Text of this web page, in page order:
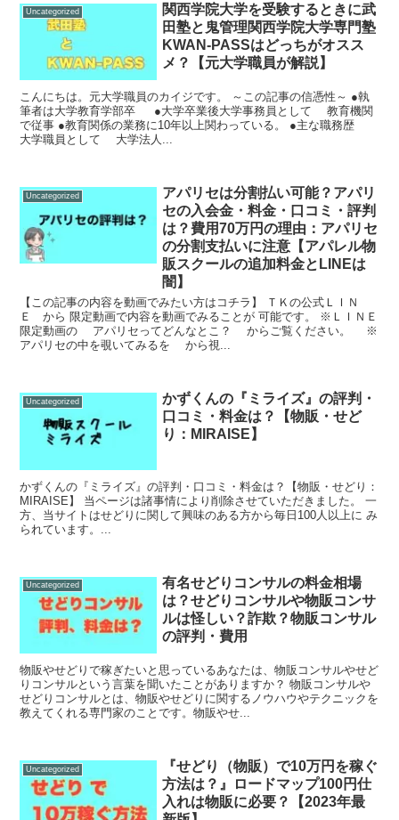
Uncategorized
関西学院大学を受験するときに武
田塾と鬼管理関西学院大学専門塾
KWAN-PASSはどっちがオスス
メ？【元大学職員が解説】
こんにちは。元大学職員のカイジです。 ～この記事の信憑性～ ●執
筆者は大学教育学部卒 ●大学卒業後大学事務員として 教育機関
で従事 ●教育関係の業務に10年以上関わっている。 ●主な職務歴
大学職員として 大学法人...
Uncategorized
アパリセは分割払い可能？アパリ
セの入会金・料金・口コミ・評判
は？費用70万円の理由：アパリセ
の分割支払いに注意【アパレル物
販スクールの追加料金とLINEは
闇】
【この記事の内容を動画でみたい方はコチラ】 ＴＫの公式ＬＩＮ
Ｅ から 限定動画で内容を動画でみることが 可能です。 ※ＬＩＮＥ
限定動画の アパリセってどんなとこ？ からご覧ください。 ※
アパリセの中を覗いてみるを から視...
Uncategorized
かずくんの『ミライズ』の評判・
口コミ・料金は？【物販・せど
り：MIRAISE】
かずくんの『ミライズ』の評判・口コミ・料金は？【物販・せどり：
MIRAISE】 当ページは諸事情により削除させていただきました。 一
方、当サイトはせどりに関して興味のある方から毎日100人以上に み
られています。...
Uncategorized
有名せどりコンサルの料金相場
は？せどりコンサルや物販コンサ
ルは怪しい？詐欺？物販コンサル
の評判・費用
物販やせどりで稼ぎたいと思っているあなたは、物販コンサルやせど
りコンサルという言葉を聞いたことがありますか？ 物販コンサルや
せどりコンサルとは、物販やせどりに関するノウハウやテクニックを
教えてくれる専門家のことです。物販やせ...
Uncategorized
『せどり（物販）で10万円を稼ぐ
方法は？』ロードマップ100円仕
入れは物販に必要？【2023年最